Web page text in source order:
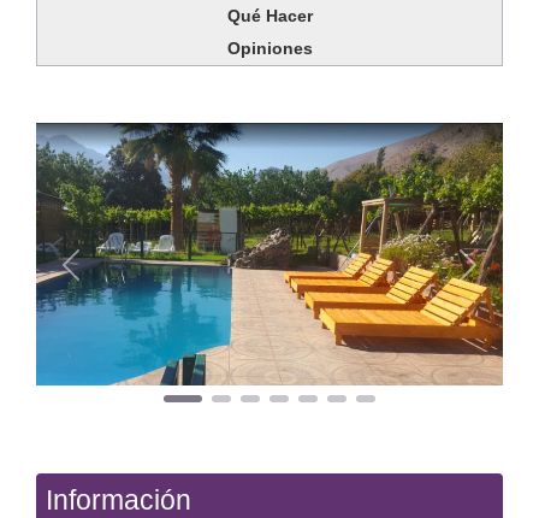
Qué Hacer
Opiniones
Anterior
Información